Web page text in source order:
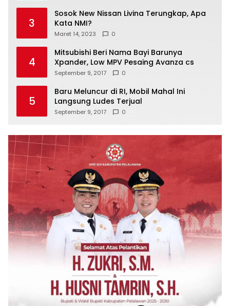
3
Sosok New Nissan Livina Terungkap, Apa
Kata NMI?
Maret 14, 2023 0
4
Mitsubishi Beri Nama Bayi Barunya
Xpander, Low MPV Pesaing Avanza cs
September 9, 2017 0
5
Baru Meluncur di RI, Mobil Mahal Ini
Langsung Ludes Terjual
September 9, 2017 0